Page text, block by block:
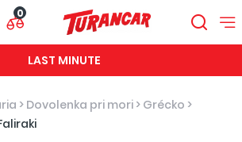
0
LAST MINUTE
> Dovolenka pri mori > Grécko >